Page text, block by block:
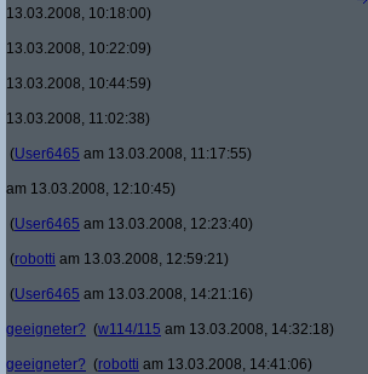
13.03.2008, 10:18:00)
13.03.2008, 10:22:09)
13.03.2008, 10:44:59)
13.03.2008, 11:02:38)
(User6465 am 13.03.2008, 11:17:55)
am 13.03.2008, 12:10:45)
(User6465 am 13.03.2008, 12:23:40)
(robotti am 13.03.2008, 12:59:21)
(User6465 am 13.03.2008, 14:21:16)
geeigneter? (w114/115 am 13.03.2008, 14:32:18)
geeigneter? (robotti am 13.03.2008, 14:41:06)